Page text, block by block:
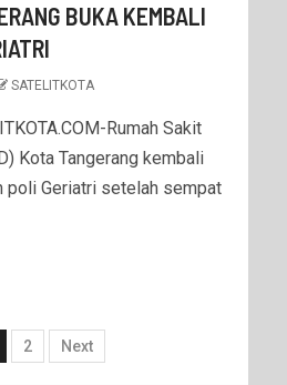
BUKA KEMBALI
SATELITKOTA
Rumah Sakit
Kota Tangerang kembali
poli Geriatri setelah sempat
2 Next